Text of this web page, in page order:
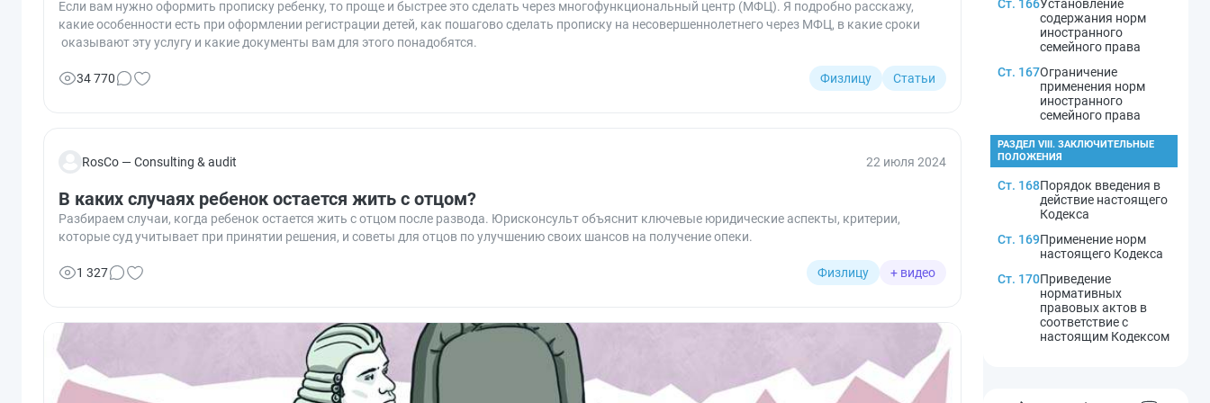
Если вам нужно оформить прописку ребенку, то проще и быстрее это сделать через многофункциональный центр (МФЦ). Я подробно расскажу,
какие особенности есть при оформлении регистрации детей, как пошагово сделать прописку на несовершеннолетнего через МФЦ, в какие сроки
оказывают эту услугу и какие документы вам для этого понадобятся.
Физлицу Статьи
34 770
RosCo — Consulting & audit 22 июля 2024
В каких случаях ребенок остается жить с отцом?
Разбираем случаи, когда ребенок остается жить с отцом после развода. Юрисконсульт объяснит ключевые юридические аспекты, критерии,
которые суд учитывает при принятии решения, и советы для отцов по улучшению своих шансов на получение опеки.
Физлицу + видео
1 327
Ст. 166Установление
содержания норм
иностранного
семейного права
Ст. 167Ограничение
применения норм
иностранного
семейного права
РАЗДЕЛ VIII. ЗАКЛЮЧИТЕЛЬНЫЕ
ПОЛОЖЕНИЯ
Ст. 168Порядок введения в
действие настоящего
Кодекса
Ст. 169Применение норм
настоящего Кодекса
Ст. 170Приведение
нормативных
правовых актов в
соответствие с
настоящим Кодексом